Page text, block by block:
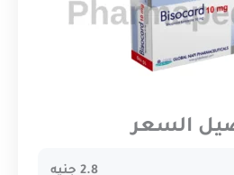
السعر
2.8 جنيه